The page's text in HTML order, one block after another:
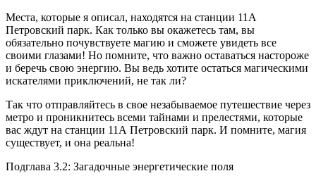
Места, которые я описал, находятся на станции 11А
Петровский парк. Как только вы окажетесь там, вы
обязательно почувствуете магию и сможете увидеть все
своими глазами! Но помните, что важно оставаться настороже
и беречь свою энергию. Вы ведь хотите остаться магическими
искателями приключений, не так ли?
Так что отправляйтесь в свое незабываемое путешествие через
метро и проникнитесь всеми тайнами и прелестями, которые
вас ждут на станции 11А Петровский парк. И помните, магия
существует, и она реальна!
Подглава 3.2: Загадочные энергетические поля